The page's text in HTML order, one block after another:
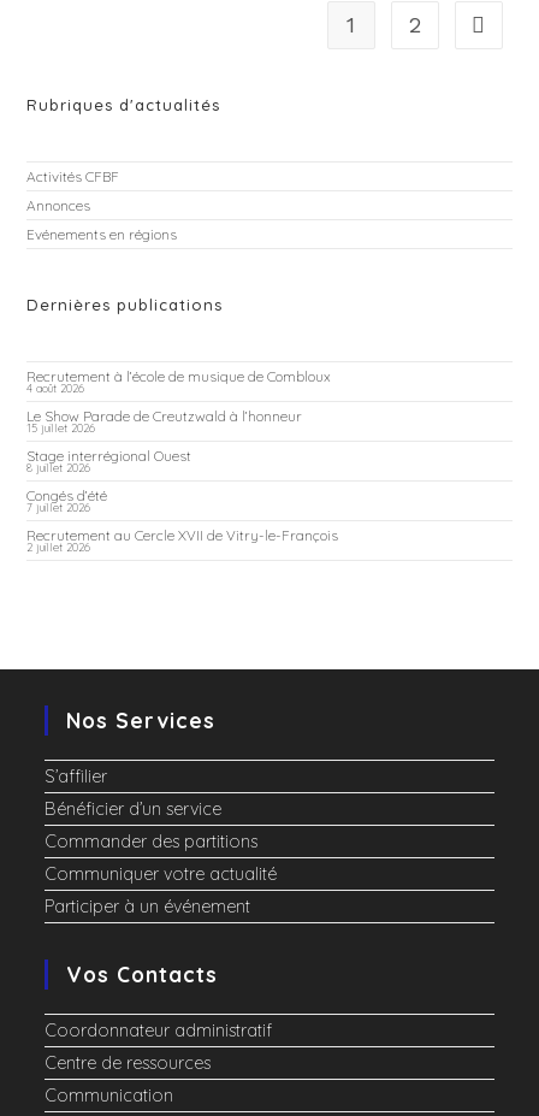
1 2
Rubriques d'actualités
Activités CFBF
Annonces
Evénements en régions
Dernières publications
Recrutement à l’école de musique de Combloux
4 août 2026
Le Show Parade de Creutzwald à l’honneur
15 juillet 2026
Stage interrégional Ouest
8 juillet 2026
Congés d’été
7 juillet 2026
Recrutement au Cercle XVII de Vitry-le-François
2 juillet 2026
Nos Services
S’affilier
Bénéficier d’un service
Commander des partitions
Communiquer votre actualité
Participer à un événement
Vos Contacts
Coordonnateur administratif
Centre de ressources
Communication